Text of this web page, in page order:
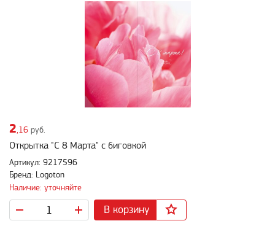
2 ,16 руб.
Открытка "С 8 Марта" с биговкой
Артикул: 9217596
Бренд: Logoton
Наличие: уточняйте
В корзину